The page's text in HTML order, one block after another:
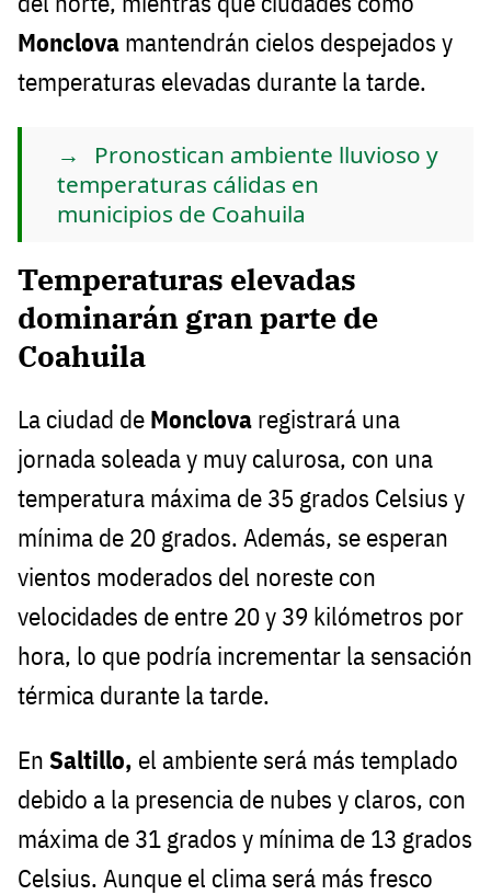
Monclova mantendrán cielos despejados y
temperaturas elevadas durante la tarde.
Pronostican ambiente lluvioso y
temperaturas cálidas en
municipios de Coahuila
Temperaturas elevadas
dominarán gran parte de
Coahuila
La ciudad de Monclova registrará una
jornada soleada y muy calurosa, con una
temperatura máxima de 35 grados Celsius y
mínima de 20 grados. Además, se esperan
vientos moderados del noreste con
velocidades de entre 20 y 39 kilómetros por
hora, lo que podría incrementar la sensación
térmica durante la tarde.
En Saltillo, el ambiente será más templado
debido a la presencia de nubes y claros, con
máxima de 31 grados y mínima de 13 grados
Celsius. Aunque el clima será más fresco